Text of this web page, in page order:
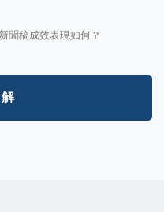
聞稿成效表現如何？